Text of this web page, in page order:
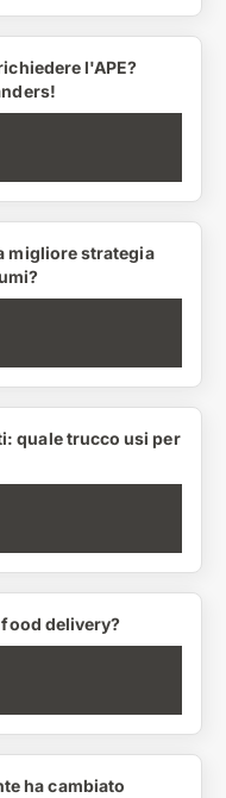
l'APE?
migliore strategia
quale trucco usi per
delivery?
ha cambiato